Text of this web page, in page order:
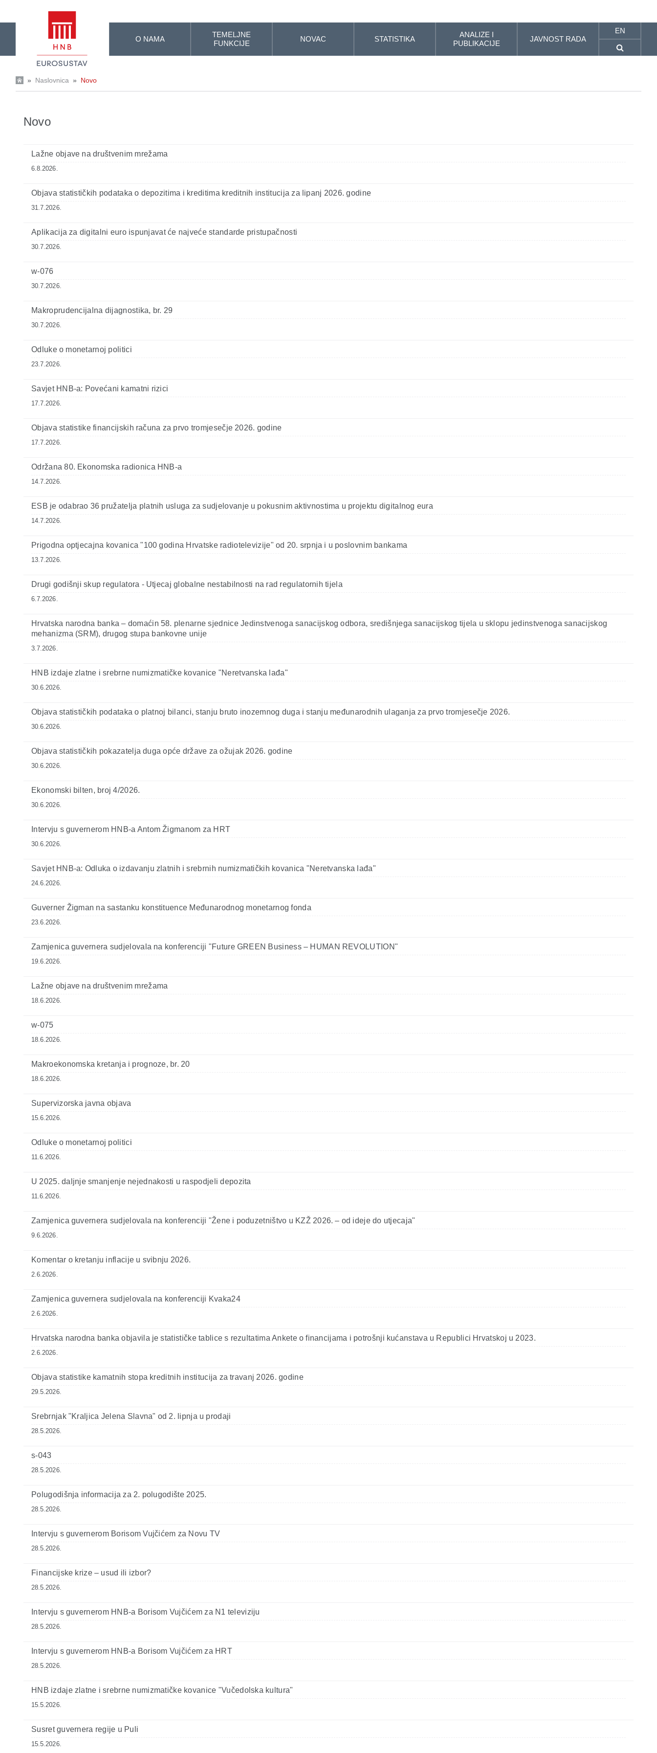
O NAMA
TEMELJNE
FUNKCIJE
NOVAC STATISTIKA
ANALIZE I
PUBLIKACIJE
JAVNOST RADA
EN
» Naslovnica » Novo
Novo
Lažne objave na društvenim mrežama
6.8.2026.
Objava statističkih podataka o depozitima i kreditima kreditnih institucija za lipanj 2026. godine
31.7.2026.
Aplikacija za digitalni euro ispunjavat će najveće standarde pristupačnosti
30.7.2026.
w-076
30.7.2026.
Makroprudencijalna dijagnostika, br. 29
30.7.2026.
Odluke o monetarnoj politici
23.7.2026.
Savjet HNB-a: Povećani kamatni rizici
17.7.2026.
Objava statistike financijskih računa za prvo tromjesečje 2026. godine
17.7.2026.
Održana 80. Ekonomska radionica HNB-a
14.7.2026.
ESB je odabrao 36 pružatelja platnih usluga za sudjelovanje u pokusnim aktivnostima u projektu digitalnog eura
14.7.2026.
Prigodna optjecajna kovanica "100 godina Hrvatske radiotelevizije" od 20. srpnja i u poslovnim bankama
13.7.2026.
Drugi godišnji skup regulatora - Utjecaj globalne nestabilnosti na rad regulatornih tijela
6.7.2026.
Hrvatska narodna banka – domaćin 58. plenarne sjednice Jedinstvenoga sanacijskog odbora, središnjega sanacijskog tijela u sklopu jedinstvenoga sanacijskog
mehanizma (SRM), drugog stupa bankovne unije
3.7.2026.
HNB izdaje zlatne i srebrne numizmatičke kovanice "Neretvanska lađa"
30.6.2026.
Objava statističkih podataka o platnoj bilanci, stanju bruto inozemnog duga i stanju međunarodnih ulaganja za prvo tromjesečje 2026.
30.6.2026.
Objava statističkih pokazatelja duga opće države za ožujak 2026. godine
30.6.2026.
Ekonomski bilten, broj 4/2026.
30.6.2026.
Intervju s guvernerom HNB-a Antom Žigmanom za HRT
30.6.2026.
Savjet HNB-a: Odluka o izdavanju zlatnih i srebrnih numizmatičkih kovanica "Neretvanska lađa"
24.6.2026.
Guverner Žigman na sastanku konstituence Međunarodnog monetarnog fonda
23.6.2026.
Zamjenica guvernera sudjelovala na konferenciji "Future GREEN Business – HUMAN REVOLUTION"
19.6.2026.
Lažne objave na društvenim mrežama
18.6.2026.
w-075
18.6.2026.
Makroekonomska kretanja i prognoze, br. 20
18.6.2026.
Supervizorska javna objava
15.6.2026.
Odluke o monetarnoj politici
11.6.2026.
U 2025. daljnje smanjenje nejednakosti u raspodjeli depozita
11.6.2026.
Zamjenica guvernera sudjelovala na konferenciji "Žene i poduzetništvo u KZŽ 2026. – od ideje do utjecaja"
9.6.2026.
Komentar o kretanju inflacije u svibnju 2026.
2.6.2026.
Zamjenica guvernera sudjelovala na konferenciji Kvaka24
2.6.2026.
Hrvatska narodna banka objavila je statističke tablice s rezultatima Ankete o financijama i potrošnji kućanstava u Republici Hrvatskoj u 2023.
2.6.2026.
Objava statistike kamatnih stopa kreditnih institucija za travanj 2026. godine
29.5.2026.
Srebrnjak "Kraljica Jelena Slavna" od 2. lipnja u prodaji
28.5.2026.
s-043
28.5.2026.
Polugodišnja informacija za 2. polugodište 2025.
28.5.2026.
Intervju s guvernerom Borisom Vujčićem za Novu TV
28.5.2026.
Financijske krize – usud ili izbor?
28.5.2026.
Intervju s guvernerom HNB-a Borisom Vujčićem za N1 televiziju
28.5.2026.
Intervju s guvernerom HNB-a Borisom Vujčićem za HRT
28.5.2026.
HNB izdaje zlatne i srebrne numizmatičke kovanice "Vučedolska kultura"
15.5.2026.
Susret guvernera regije u Puli
15.5.2026.